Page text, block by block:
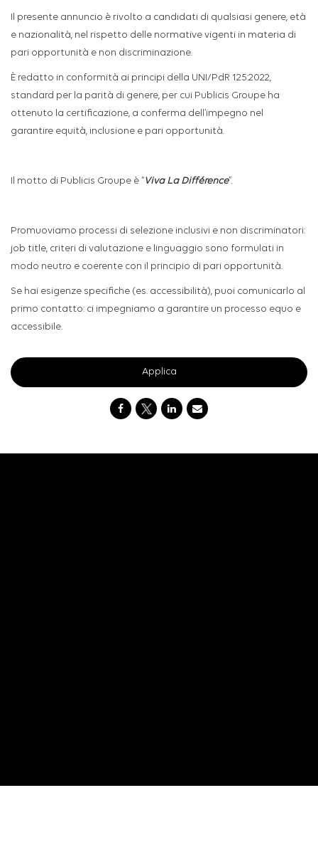
Il presente annuncio è rivolto a candidati di qualsiasi genere, età
e nazionalità, nel rispetto delle normative vigenti in materia di
pari opportunità e non discriminazione.
È redatto in conformità ai principi della UNI/PdR 125:2022,
standard per la parità di genere, per cui Publicis Groupe ha
ottenuto la certificazione, a conferma dell’impegno nel
garantire equità, inclusione e pari opportunità.
Il motto di Publicis Groupe è “Viva La Différence”.
Promuoviamo processi di selezione inclusivi e non discriminatori:
job title, criteri di valutazione e linguaggio sono formulati in
modo neutro e coerente con il principio di pari opportunità.
Se hai esigenze specifiche (es. accessibilità), puoi comunicarlo al
primo contatto: ci impegniamo a garantire un processo equo e
accessibile.
Applica